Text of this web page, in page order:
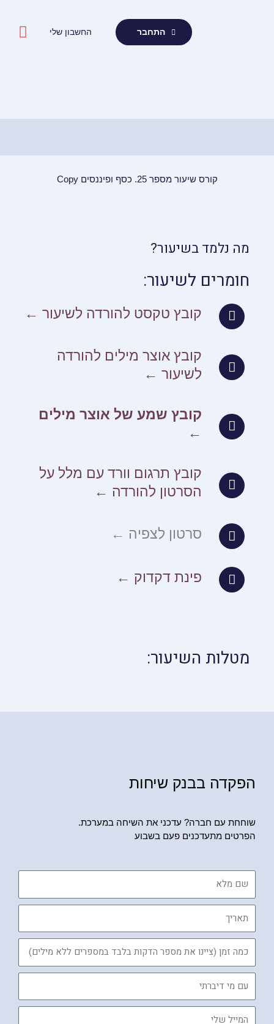
התחבר
החשבון שלי
קורס שיעור מספר 25. כסף ופיננסים Copy
מה נלמד בשיעור?
חומרים לשיעור:
קובץ טקסט להורדה לשיעור ←
קובץ אוצר מילים להורדה
לשיעור ←
קובץ שמע של אוצר מילים
←
קובץ תרגום וורד עם מלל על
הסרטון להורדה ←
סרטון לצפיה ←
פינת דקדוק ←
מטלות השיעור:
הפקדה בבנק שיחות
שוחחת עם חברה? עדכני את השיחה במערכת.
הפרטים מתעדכנים פעם בשבוע